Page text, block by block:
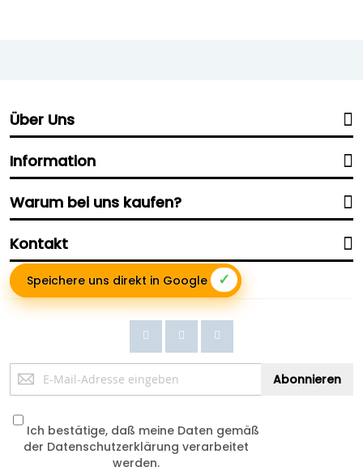
Über Uns
Information
Warum bei uns kaufen?
Kontakt
Speichere uns direkt in Google ✓
Anmeldung
zum
Abonnieren
Ich bestätige, daß meine Daten gemäß
der Datenschutzerklärung verarbeitet
werden.